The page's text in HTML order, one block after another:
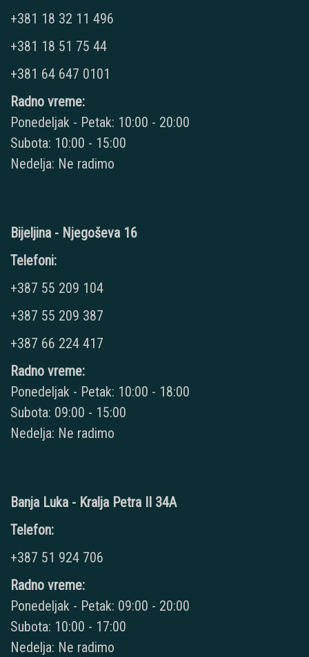
+381 18 32 11 496
+381 18 51 75 44
+381 64 647 0101
Radno vreme:
Ponedeljak - Petak: 10:00 - 20:00
Subota: 10:00 - 15:00
Nedelja: Ne radimo
Bijeljina - Njegoševa 16
Telefoni:
+387 55 209 104
+387 55 209 387
+387 66 224 417
Radno vreme:
Ponedeljak - Petak: 10:00 - 18:00
Subota: 09:00 - 15:00
Nedelja: Ne radimo
Banja Luka - Kralja Petra II 34A
Telefon:
+387 51 924 706
Radno vreme:
Ponedeljak - Petak: 09:00 - 20:00
Subota: 10:00 - 17:00
Nedelja: Ne radimo